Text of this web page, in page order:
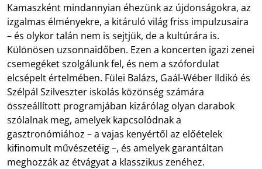
Kamaszként mindannyian éhezünk az újdonságokra, az
izgalmas élményekre, a kitáruló világ friss impulzusaira
– és olykor talán nem is sejtjük, de a kultúrára is.
Különösen uzsonnaidőben. Ezen a koncerten igazi zenei
csemegéket szolgálunk fel, és nem a szófordulat
elcsépelt értelmében. Fülei Balázs, Gaál-Wéber Ildikó és
Szélpál Szilveszter iskolás közönség számára
összeállított programjában kizárólag olyan darabok
szólalnak meg, amelyek kapcsolódnak a
gasztronómiához – a vajas kenyértől az előételek
kifinomult művészetéig –, és amelyek garantáltan
meghozzák az étvágyat a klasszikus zenéhez.